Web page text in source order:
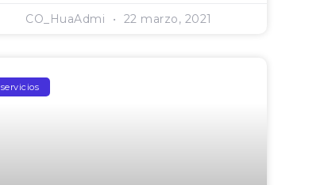
CO_HuaAdmi 22 marzo, 2021
servicios